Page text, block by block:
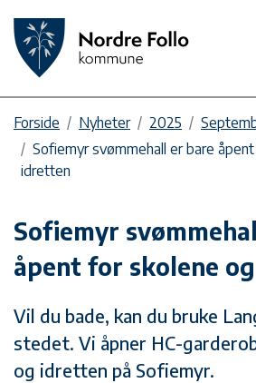
Forside Nyheter 2025
Sofiemyr svømmehall er bare
idretten
Sofiemyr
åpent for skolene
Vil du bade, kan du bruke
stedet. Vi åpner HC-
og idretten på Sofiemyr.